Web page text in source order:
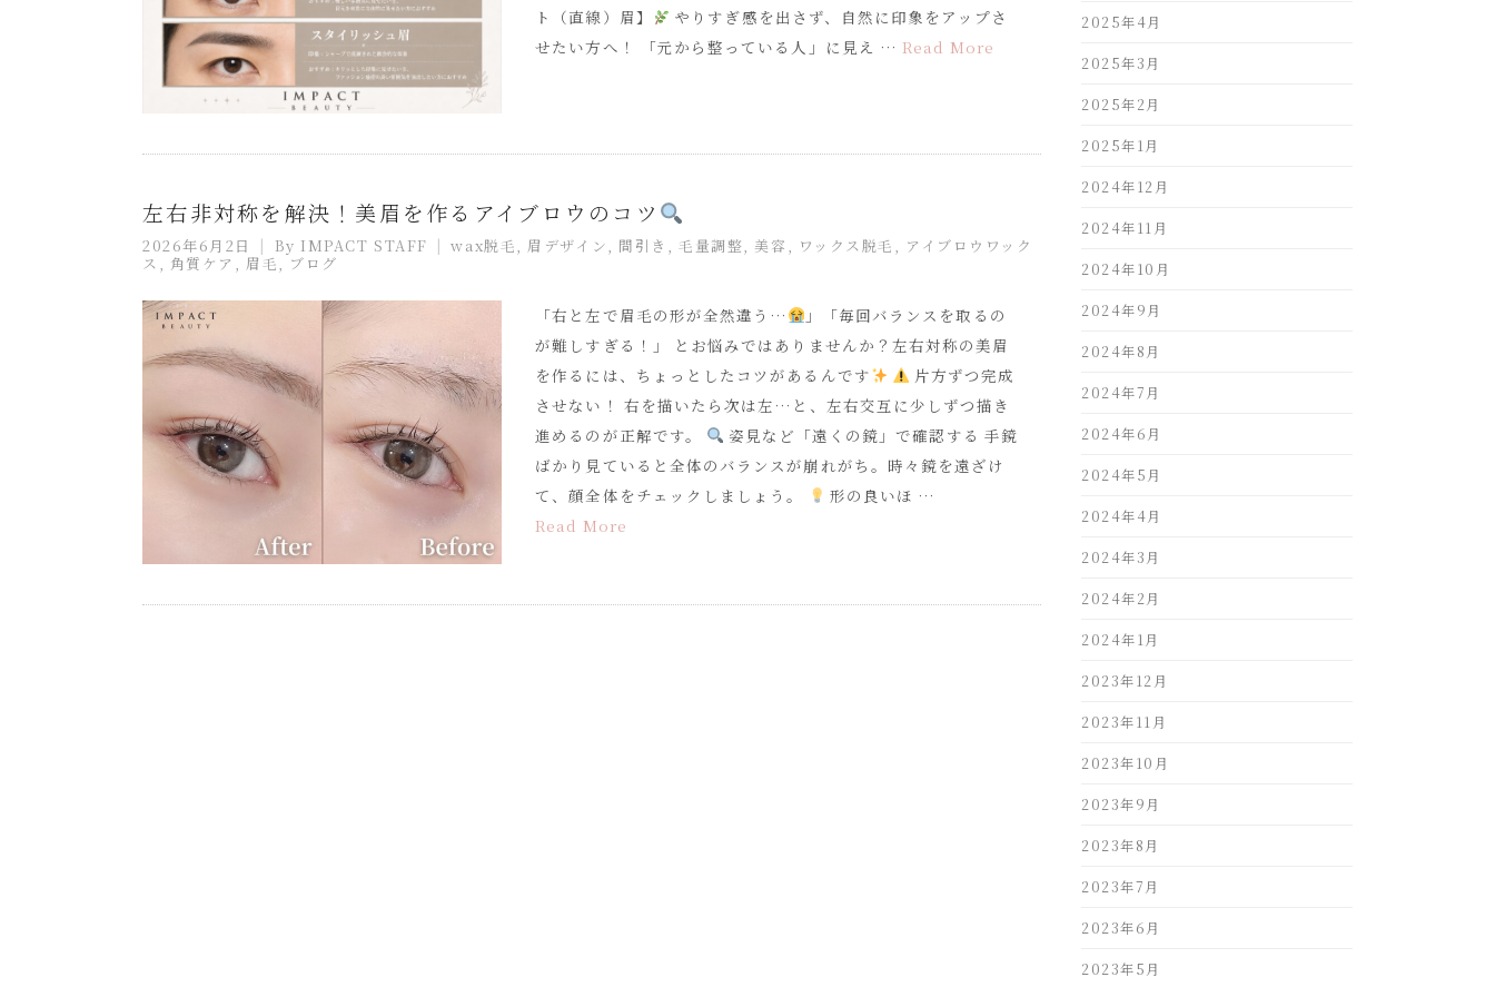
ト（直線）眉】
やりすぎ感を出さず、自然に印象をアップさ
せたい方へ！ 「元から整っている人」に見え …Read More
左右非対称を解決！美眉を作るアイブロウのコツ
2026年6月2日 By IMPACT STAFF wax脱毛 眉デザイン 間引き ,毛量調整 美容 ワックス脱毛
アイブロウワック
ス
角質ケア 眉毛 ブログ
「右と左で眉毛の形が全然違う…
」「毎回バランスを取るの
が難しすぎる！」 とお悩みではありませんか？左右対称の美眉
を作るには、ちょっとしたコツがあるんです
片方ずつ完成
させない！ 右を描いたら次は左…と、左右交互に少しずつ描き
進めるのが正解です。
姿見など「遠くの鏡」で確認する 手鏡
ばかり見ていると全体のバランスが崩れがち。時々鏡を遠ざけ
て、顔全体をチェックしましょう。
形の良いほ …
Read More
2025年4月
2025年3月
2025年2月
2025年1月
2024年12月
2024年11月
2024年10月
2024年9月
2024年8月
2024年7月
2024年6月
2024年5月
2024年4月
2024年3月
2024年2月
2024年1月
2023年12月
2023年11月
2023年10月
2023年9月
2023年8月
2023年7月
2023年6月
2023年5月